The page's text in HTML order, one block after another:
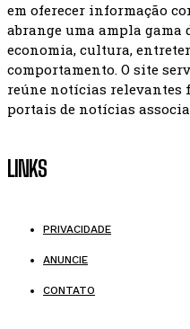
em oferecer informação
abrange uma ampla
economia, cultura,
comportamento. O site
reúne notícias relevantes
portais de notícias
LINKS
PRIVACIDADE
ANUNCIE
CONTATO